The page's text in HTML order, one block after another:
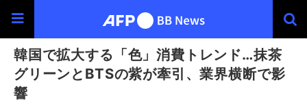
韓国で拡大する「色」消費トレンド…抹茶
グリーンとBTSの紫が牽引、業界横断で影
響